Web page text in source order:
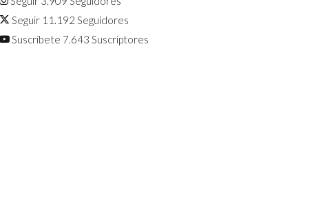
Seguir 11.192 Seguidores
Suscríbete 7.643 Suscriptores